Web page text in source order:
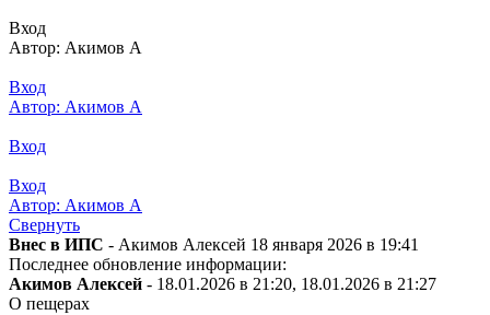
Вход
Автор: Акимов А
Вход
Автор: Акимов А
Вход
Вход
Автор: Акимов А
Свернуть
Внес в ИПС - Акимов Алексей 18 января 2026 в 19:41
Последнее обновление информации:
Акимов Алексей - 18.01.2026 в 21:20, 18.01.2026 в 21:27
О пещерах